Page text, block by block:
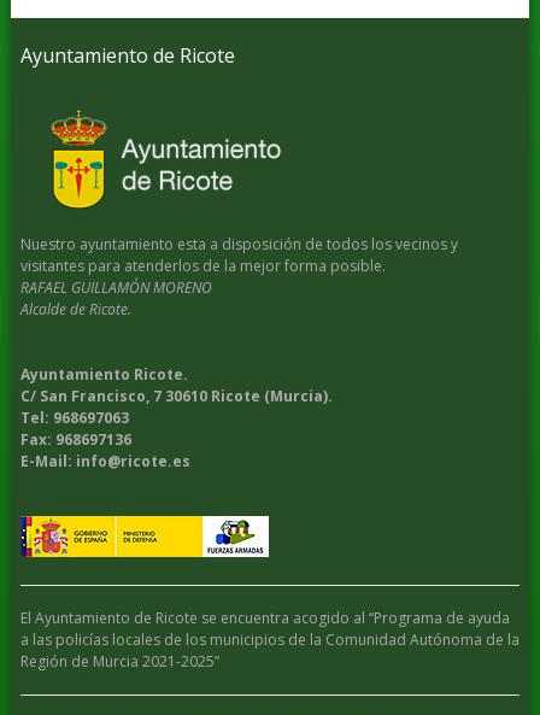
Ayuntamiento de Ricote
Nuestro ayuntamiento esta a disposición de todos los vecinos y
visitantes para atenderlos de la mejor forma posible.
RAFAEL GUILLAMÓN MORENO
Alcalde de Ricote.
Ayuntamiento Ricote.
C/ San Francisco, 7 30610 Ricote (Murcia).
Tel: 968697063
Fax: 968697136
E-Mail: info@ricote.es
El Ayuntamiento de Ricote se encuentra acogido al “Programa de ayuda
a las policías locales de los municipios de la Comunidad Autónoma de la
Región de Murcia 2021-2025”